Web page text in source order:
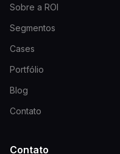
Sobre a ROI
Segmentos
Cases
Portfólio
Blog
Contato
Contato